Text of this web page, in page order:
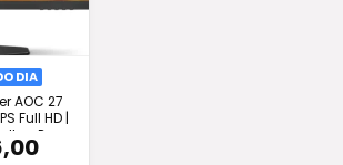
DIA
AOC 27
Full HD |
Preço